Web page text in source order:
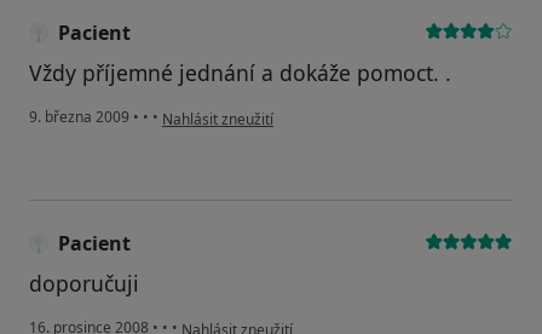
Pacient
Vždy příjemné jednání a dokáže pomoct. .
9. března 2009 • • • podle názoru uživatele Pacient
Nahlásit zneužití
Pacient
doporučuji
16. prosince 2008 • • • podle názoru uživatele Pacient